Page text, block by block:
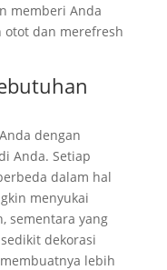
memberi Anda
otot dan merefresh
dengan
Anda. Setiap
dalam hal
menyukai
sementara yang
dekorasi
lebih